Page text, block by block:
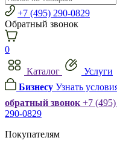
+7 (495) 290-0829
Обратный звонок
0
Каталог
Услуги
Бизнесу Узнать
обратный звонок +7
290-0829
Покупателям